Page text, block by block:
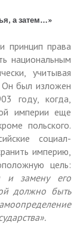
а затем…»
принцип права
национальным
учитывая
Он был изложен
году, когда,
империи еще
польского.
социал-
империю,
цель:
и замену его
должно быть